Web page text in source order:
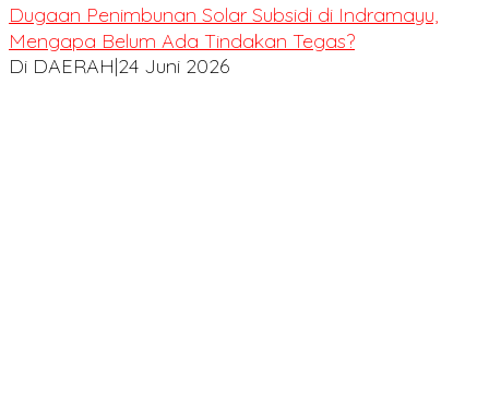
Dugaan Penimbunan Solar Subsidi di Indramayu,
Mengapa Belum Ada Tindakan Tegas?
Di DAERAH|24 Juni 2026